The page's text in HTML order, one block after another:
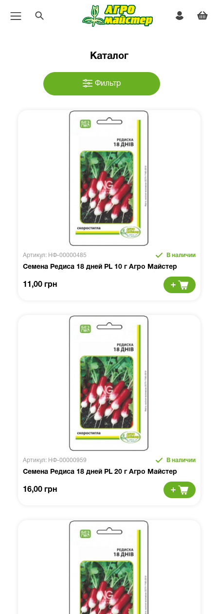
Каталог
Фильтр
Артикул: НФ-00000485 В наличии
Семена Редиса 18 дней PL 10 г Агро Майстер
11,00 грн
Артикул: НФ-00000959 В наличии
Семена Редиса 18 дней PL 20 г Агро Майстер
16,00 грн